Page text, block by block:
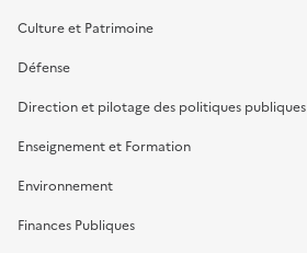
Culture et Patrimoine
Défense
Direction et pilotage des politiques publiques
Enseignement et Formation
Environnement
Finances Publiques